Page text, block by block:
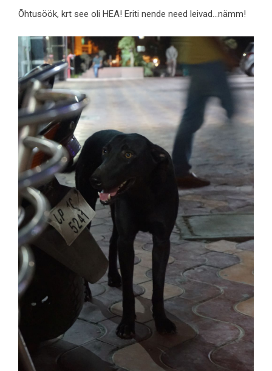
Õhtusöök, krt see oli HEA! Eriti nende need leivad…nämm!